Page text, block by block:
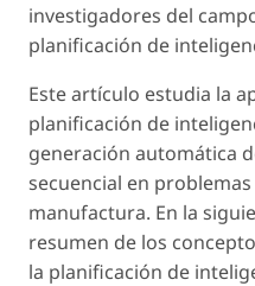
investigadores del
planificación de
Este artículo estudia la
planificación de
generación automática
secuencial en
manufactura. En la
resumen de los
la planificación de